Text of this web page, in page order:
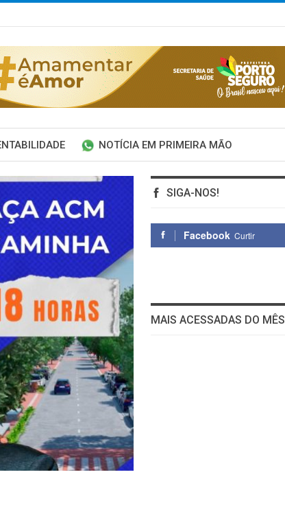
NOTÍCIA EM PRIMEIRA MÃO
SIGA-NOS!
Facebook Curtir
MAIS ACESSADAS DO MÊS